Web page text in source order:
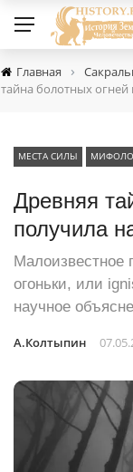
Главная ›
тайна болотных
МЕСТА СИЛЫ
Древняя
получила
Малоизвестное
огоньки, или
научное
А.Колтыпин